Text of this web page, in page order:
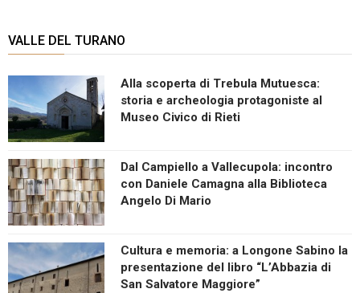
VALLE DEL TURANO
Alla scoperta di Trebula Mutuesca:
storia e archeologia protagoniste al
Museo Civico di Rieti
Dal Campiello a Vallecupola: incontro
con Daniele Camagna alla Biblioteca
Angelo Di Mario
Cultura e memoria: a Longone Sabino la
presentazione del libro “L’Abbazia di
San Salvatore Maggiore”